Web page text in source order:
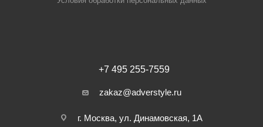
+7 495 255-7559
zakaz@adverstyle.ru
г. Москва, ул. Динамовская, 1А